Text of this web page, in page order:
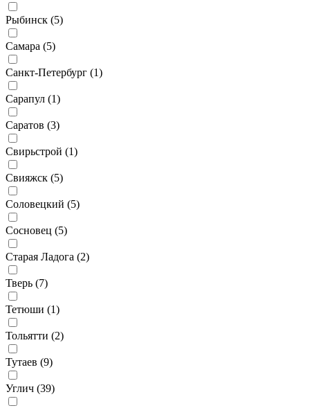
Рыбинск (5)
Самара (5)
Санкт-Петербург (1)
Сарапул (1)
Саратов (3)
Свирьстрой (1)
Свияжск (5)
Соловецкий (5)
Сосновец (5)
Старая Ладога (2)
Тверь (7)
Тетюши (1)
Тольятти (2)
Тутаев (9)
Углич (39)